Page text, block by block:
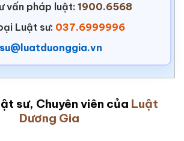
vấn pháp luật: 1900.6568
Luật sư: 037.6999996
sư, Chuyên viên của Luật
Dương Gia